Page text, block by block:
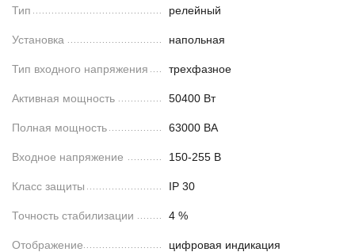
Тип релейный
Установка напольная
Тип входного напряжения трехфазное
Активная мощность 50400 Вт
Полная мощность 63000 ВА
Входное напряжение 150-255 В
Класс защиты IP 30
Точность стабилизации 4 %
Отображение
цифровая индикация